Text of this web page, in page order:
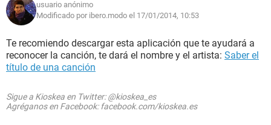
usuario anónimo
Modificado por ibero.modo el 17/01/2014, 10:53
Te recomiendo descargar esta aplicación que te ayudará a
reconocer la canción, te dará el nombre y el artista: Saber el
título de una canción
Sigue a Kioskea en Twitter: @kioskea_es
Agréganos en Facebook: facebook.com/kioskea.es